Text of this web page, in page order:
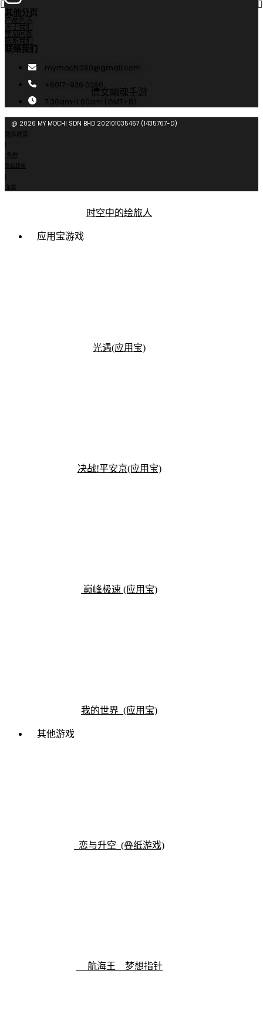
倩女幽魂手游
时空中的绘旅人
应用宝游戏
光遇(应用宝)
决战!平安京(应用宝)
巅峰极速 (应用宝)
我的世界 (应用宝)
其他游戏
恋与升空 (叠纸游戏)
航海王 梦想指针
其他分页
产品列表
关于我们
常见问题
联系我们
联络我们
mymochi260@gmail.com
+6017-926 0260
7.30am-1.00am (GMT+8)
@ 2026 MY MOCHI SDN BHD 202101035467 (1435767-D)
隐私政策
条款
隐私政策
|
条款